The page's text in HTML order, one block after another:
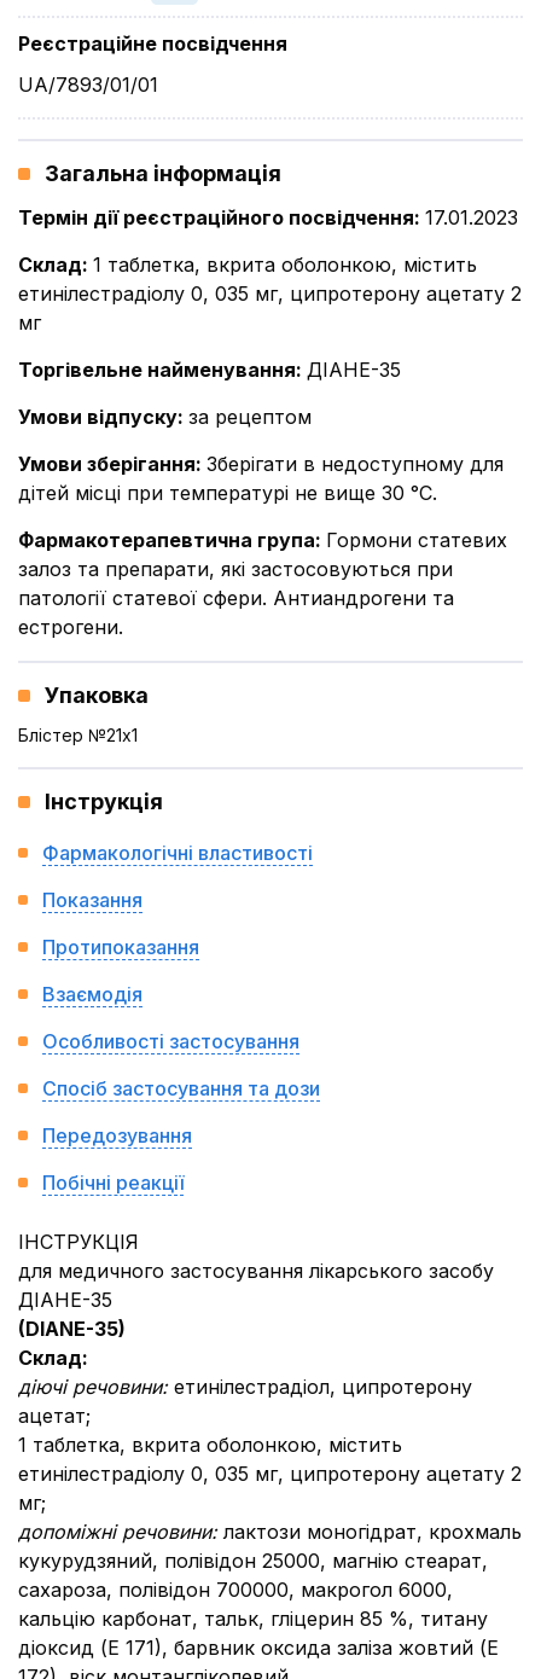
Реєстраційне посвідчення
UA/7893/01/01
Загальна інформація
Термін дії реєстраційного посвідчення: 17.01.2023
Склад: 1 таблетка, вкрита оболонкою, містить
етинілестрадіолу 0, 035 мг, ципротерону ацетату 2
мг
Торгівельне найменування: ДІАНЕ-35
Умови відпуску: за рецептом
Умови зберігання: Зберігати в недоступному для
дітей місці при температурі не вище 30 °С.
Фармакотерапевтична група: Гормони статевих
залоз та препарати, які застосовуються при
патології статевої сфери. Антиандрогени та
естрогени.
Упаковка
Блістер №21x1
Інструкція
Фармакологічні властивості
Показання
Протипоказання
Взаємодія
Особливості застосування
Спосіб застосування та дози
Передозування
Побічні реакції
ІНСТРУКЦІЯ
для медичного застосування лікарського засобу
ДІАНЕ-35
(DIANE-35)
Склад:
діючі речовини: етинілестрадіол, ципротерону
ацетат;
1 таблетка, вкрита оболонкою, містить
етинілестрадіолу 0, 035 мг, ципротерону ацетату 2
мг;
допоміжні речовини:лактози моногідрат, крохмаль
кукурудзяний, полівідон 25000, магнію стеарат,
сахароза, полівідон 700000, макрогол 6000,
кальцію карбонат, тальк, гліцерин 85 %, титану
діоксид (Е 171), барвник оксида заліза жовтий (Е